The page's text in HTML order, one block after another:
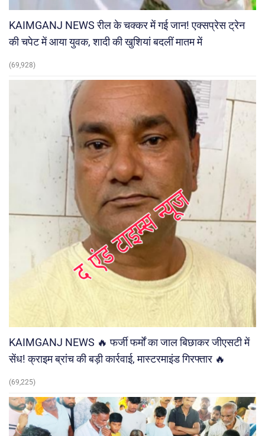
KAIMGANJ NEWS रील के चक्कर में गई जान! एक्सप्रेस ट्रेन
की चपेट में आया युवक, शादी की खुशियां बदलीं मातम में
(69,928)
KAIMGANJ NEWS 🔥 फर्जी फर्मों का जाल बिछाकर जीएसटी में
सेंध! क्राइम ब्रांच की बड़ी कार्रवाई, मास्टरमाइंड गिरफ्तार 🔥
(69,225)